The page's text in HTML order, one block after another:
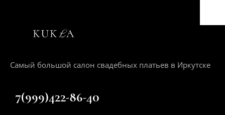
Самый большой салон свадебных платьев в Иркутске
+7(999)422-86-40